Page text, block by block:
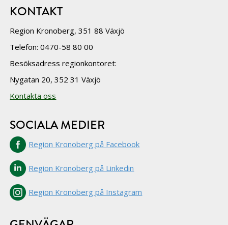
KONTAKT
Region Kronoberg, 351 88 Växjö
Telefon: 0470-58 80 00
Besöksadress regionkontoret:
Nygatan 20, 352 31 Växjö
Kontakta oss
SOCIALA MEDIER
Region Kronoberg på Facebook
Region Kronoberg på Linkedin
Region Kronoberg på Instagram